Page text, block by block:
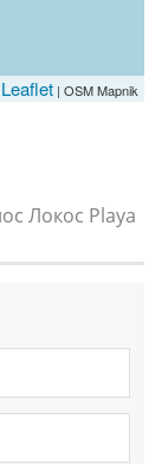
Leaflet | OSM Mapnik
Локос Playa